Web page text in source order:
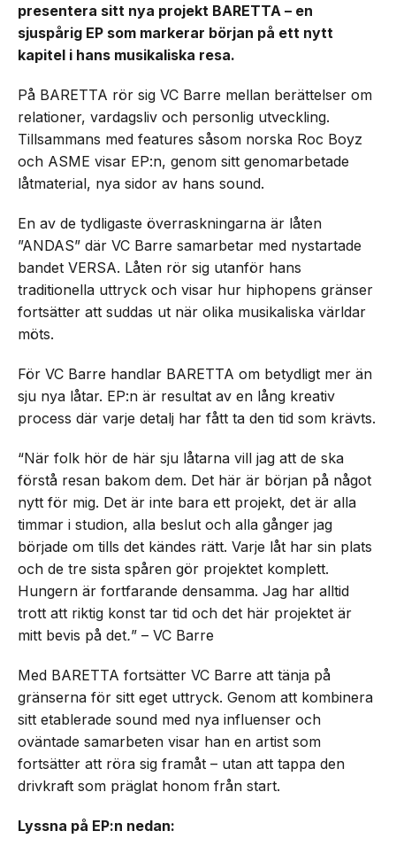
presentera sitt nya projekt BARETTA – en
sjuspårig EP som markerar början på ett nytt
kapitel i hans musikaliska resa.
På BARETTA rör sig VC Barre mellan berättelser om
relationer, vardagsliv och personlig utveckling.
Tillsammans med features såsom norska Roc Boyz
och ASME visar EP:n, genom sitt genomarbetade
låtmaterial, nya sidor av hans sound.
En av de tydligaste överraskningarna är låten
”ANDAS” där VC Barre samarbetar med nystartade
bandet VERSA. Låten rör sig utanför hans
traditionella uttryck och visar hur hiphopens gränser
fortsätter att suddas ut när olika musikaliska världar
möts.
För VC Barre handlar BARETTA om betydligt mer än
sju nya låtar. EP:n är resultat av en lång kreativ
process där varje detalj har fått ta den tid som krävts.
“När folk hör de här sju låtarna vill jag att de ska
förstå resan bakom dem. Det här är början på något
nytt för mig. Det är inte bara ett projekt, det är alla
timmar i studion, alla beslut och alla gånger jag
började om tills det kändes rätt. Varje låt har sin plats
och de tre sista spåren gör projektet komplett.
Hungern är fortfarande densamma. Jag har alltid
trott att riktig konst tar tid och det här projektet är
mitt bevis på det.” – VC Barre
Med BARETTA fortsätter VC Barre att tänja på
gränserna för sitt eget uttryck. Genom att kombinera
sitt etablerade sound med nya influenser och
oväntade samarbeten visar han en artist som
fortsätter att röra sig framåt – utan att tappa den
drivkraft som präglat honom från start.
Lyssna på EP:n nedan: